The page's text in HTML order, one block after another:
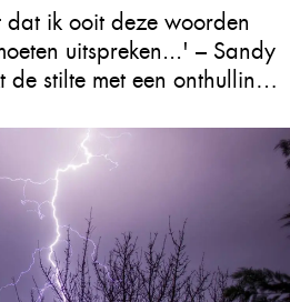
ik ooit deze woorden
uitspreken...' – Sandy
de stilte met een onthulling